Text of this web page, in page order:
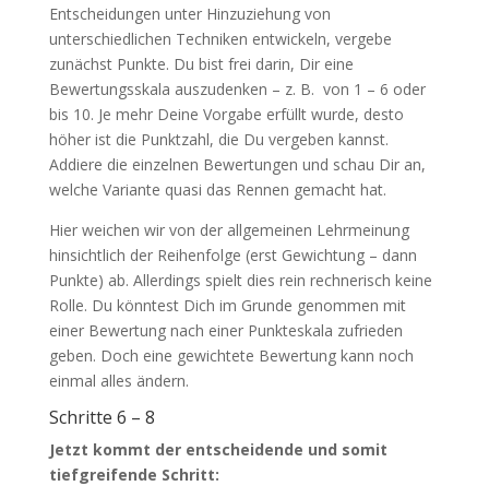
Entscheidungen unter Hinzuziehung von
unterschiedlichen Techniken entwickeln, vergebe
zunächst Punkte. Du bist frei darin, Dir eine
Bewertungsskala auszudenken – z. B. von 1 – 6 oder
bis 10. Je mehr Deine Vorgabe erfüllt wurde, desto
höher ist die Punktzahl, die Du vergeben kannst.
Addiere die einzelnen Bewertungen und schau Dir an,
welche Variante quasi das Rennen gemacht hat.
Hier weichen wir von der allgemeinen Lehrmeinung
hinsichtlich der Reihenfolge (erst Gewichtung – dann
Punkte) ab. Allerdings spielt dies rein rechnerisch keine
Rolle. Du könntest Dich im Grunde genommen mit
einer Bewertung nach einer Punkteskala zufrieden
geben. Doch eine gewichtete Bewertung kann noch
einmal alles ändern.
Schritte 6 – 8
Jetzt kommt der entscheidende und somit
tiefgreifende Schritt: